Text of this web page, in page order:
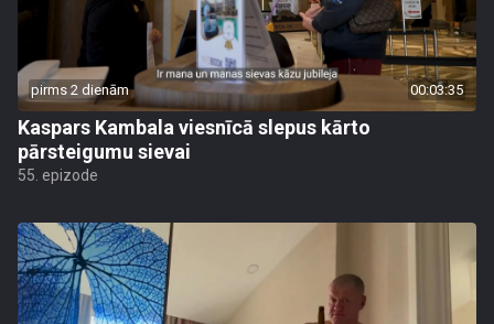
pirms 2 dienām 00:03:35
Kaspars Kambala viesnīcā slepus kārto
pārsteigumu sievai
55. epizode